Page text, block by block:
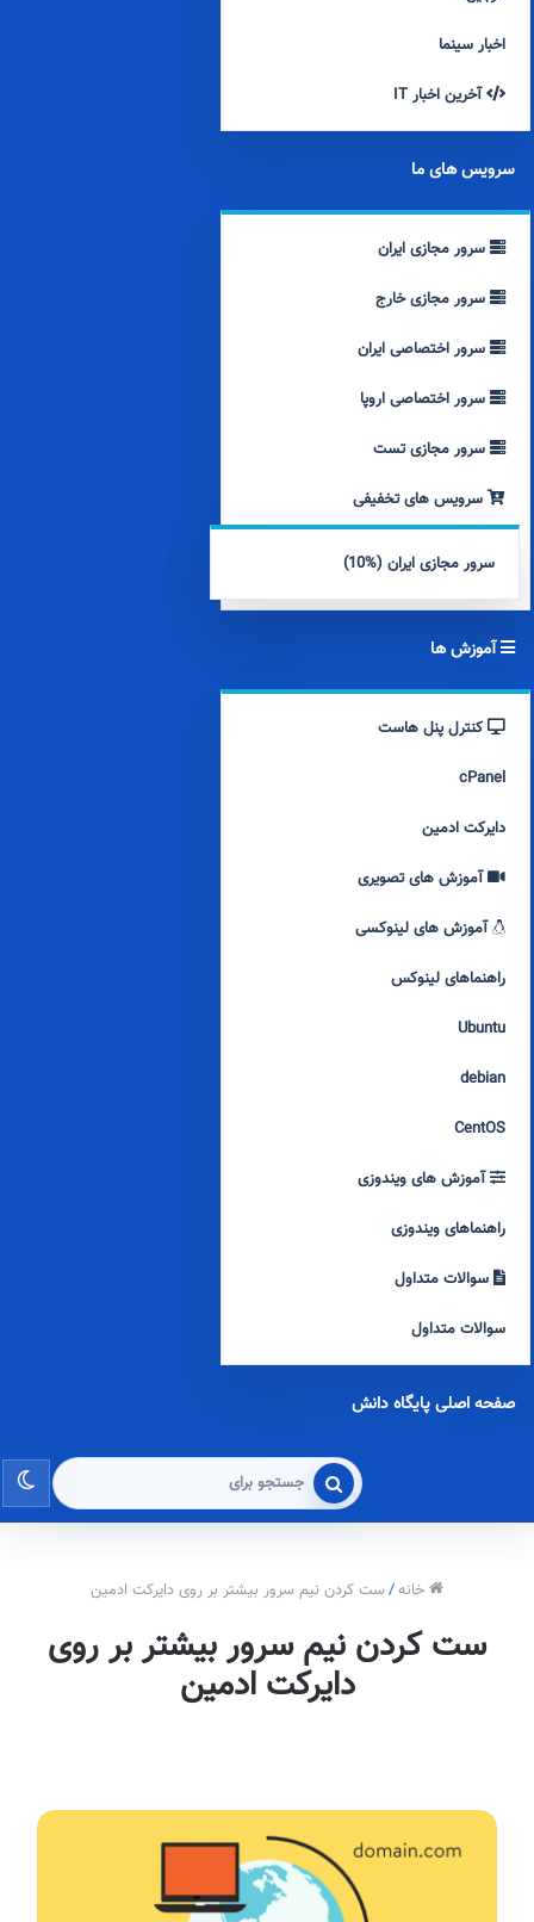
اخبار سینما
آخرین اخبار IT
سرویس های ما
سرور مجازی ایران
سرور مجازی خارج
سرور اختصاصی ایران
سرور اختصاصی اروپا
سرور مجازی تست
سرویس های تخفیفی
سرور مجازی ایران (%10)
آموزش ها
کنترل پنل هاست
cPanel
دایرکت ادمین
آموزش های تصویری
آموزش های لینوکسی
راهنماهای لینوکس
Ubuntu
debian
CentOS
آموزش های ویندوزی
راهنماهای ویندوزی
سوالات متداول
سوالات متداول
صفحه اصلی پایگاه دانش
جستجو
برای
خانه/ست کردن نیم سرور بیشتر بر روی دایرکت ادمین
ست کردن نیم سرور بیشتر بر روی
دایرکت ادمین